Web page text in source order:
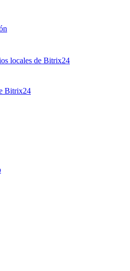
locales de Bitrix24
Bitrix24